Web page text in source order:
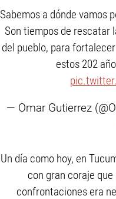
Sabemos a dónde vamos
Son tiempos de rescatar
del pueblo, para
estos 202
— Omar Gutierrez
Un día como hoy, en
con gran coraje
confrontaciones era